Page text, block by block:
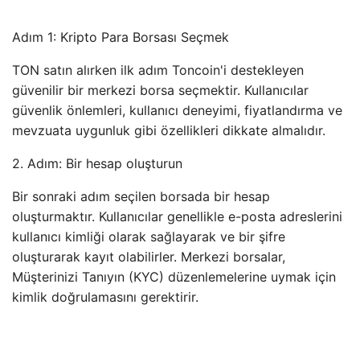
Adım 1: Kripto Para Borsası Seçmek
TON satın alırken ilk adım Toncoin'i destekleyen
güvenilir bir merkezi borsa seçmektir. Kullanıcılar
güvenlik önlemleri, kullanıcı deneyimi, fiyatlandırma ve
mevzuata uygunluk gibi özellikleri dikkate almalıdır.
2. Adım: Bir hesap oluşturun
Bir sonraki adım seçilen borsada bir hesap
oluşturmaktır. Kullanıcılar genellikle e-posta adreslerini
kullanıcı kimliği olarak sağlayarak ve bir şifre
oluşturarak kayıt olabilirler. Merkezi borsalar,
Müşterinizi Tanıyın (KYC) düzenlemelerine uymak için
kimlik doğrulamasını gerektirir.